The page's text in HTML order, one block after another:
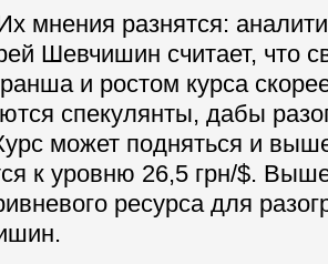
мнения разнятся:
Шевчишин считает, что
и ростом курса
спекулянты, дабы
может подняться и
к уровню 26,5 грн/$.
ресурса для